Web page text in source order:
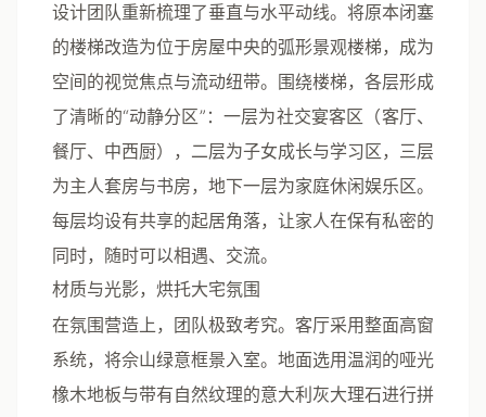
设计团队重新梳理了垂直与水平动线。将原本闭塞
的楼梯改造为位于房屋中央的弧形景观楼梯，成为
空间的视觉焦点与流动纽带。围绕楼梯，各层形成
了清晰的“动静分区”：一层为社交宴客区（客厅、
餐厅、中西厨），二层为子女成长与学习区，三层
为主人套房与书房，地下一层为家庭休闲娱乐区。
每层均设有共享的起居角落，让家人在保有私密的
同时，随时可以相遇、交流。
材质与光影，烘托大宅氛围
在氛围营造上，团队极致考究。客厅采用整面高窗
系统，将佘山绿意框景入室。地面选用温润的哑光
橡木地板与带有自然纹理的意大利灰大理石进行拼